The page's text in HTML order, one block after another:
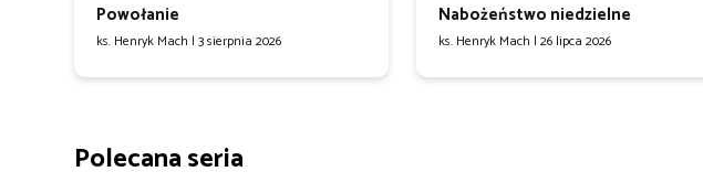
Powołanie
ks. Henryk Mach | 3 sierpnia 2026
Nabożeństwo niedzielne
ks. Henryk Mach | 26 lipca 2026
Polecana seria